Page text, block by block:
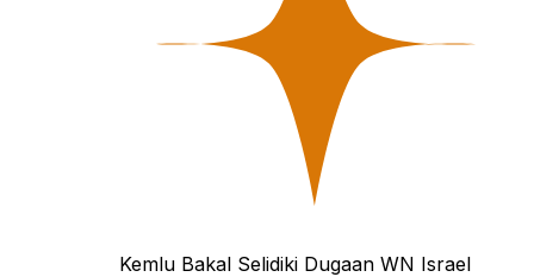
Kemlu Bakal Selidiki Dugaan WN Israel